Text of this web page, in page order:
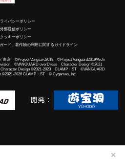
✕
イバシーポリシー
外部送信ポリシー
クッキーポリシー
ード」著作物の利用に関するガイドライン
京 ©Project Vanguard2018 ©Project Vanguard2019/Aichi
©VANGUARD overDress Character Design ©2021
Design ©2021-2023 CLAMP・ST ©VANGUARD
2026 CLAMP・ST © Cygames, Inc.